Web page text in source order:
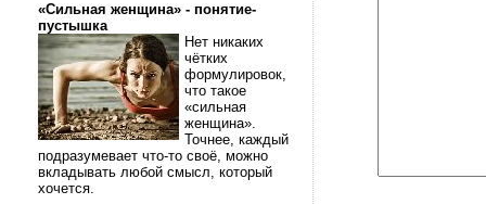
«Сильная женщина» - понятие-
пустышка
Нет никаких
чётких
формулировок,
что такое
«сильная
женщина».
Точнее, каждый
подразумевает что-то своё, можно
вкладывать любой смысл, который
хочется.